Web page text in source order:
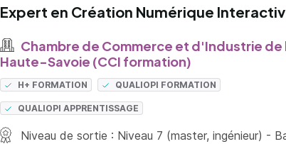
Expert en Création Numérique
Chambre de Commerce et d'Industrie de
Haute-Savoie (CCI formation)
H+ FORMATION QUALIOPI FORMATION
QUALIOPI APPRENTISSAGE
Niveau de sortie : Niveau 7 (master, ingénieur) -